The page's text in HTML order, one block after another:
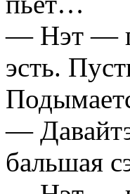
— Нэт —
эсть.
—
бaльшaя